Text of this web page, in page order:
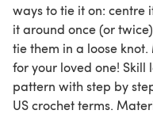
ways to tie it on: centre
it around once (or
tie them in a loose
for your loved one! Skill
pattern with step by
US crochet terms.